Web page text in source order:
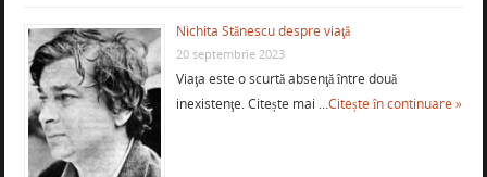
Nichita Stănescu despre viaţă
20 septembrie 2023
Viaţa este o scurtă absenţă între două
inexistenţe. Citește mai …Citește în continuare »